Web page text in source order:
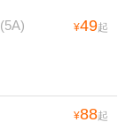
(5A) ¥49起
¥88起